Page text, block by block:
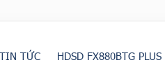
TIN TỨC HDSD FX880BTG PLUS